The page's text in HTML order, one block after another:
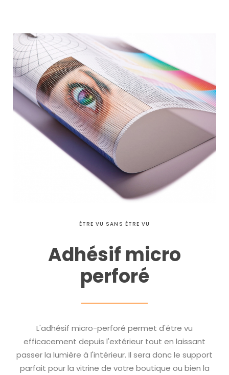
ÊTRE VU SANS ÊTRE VU
Adhésif micro
perforé
L'adhésif micro-perforé permet d'être vu
efficacement depuis l'extérieur tout en laissant
passer la lumière à l'intérieur. Il sera donc le support
parfait pour la vitrine de votre boutique ou bien la